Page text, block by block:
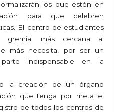
los que estén en
para que celebren
El centro de estudiantes
gremial más cercana al
más necesita, por ser un
indispensable en la
la creación de un órgano
que tenga por meta el
de todos los centros de